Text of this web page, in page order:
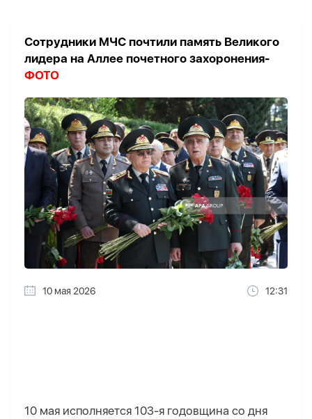
Сотрудники МЧС почтили память Великого
лидера на Аллее почетного захоронения-
ФОТО
10 мая 2026 12:31
10 мая исполняется 103-я годовщина со дня